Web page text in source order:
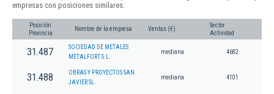
empresas con posiciones similares:
Posición
Provincia
Nombre de la empresa Ventas (€)
Sector
Actividad
31.487
SOCIEDAD DE METALES
METALFORT S.L.
mediana 4682
31.488
OBRAS Y PROYECTOS SAN
JAVIER SL.
mediana 4101